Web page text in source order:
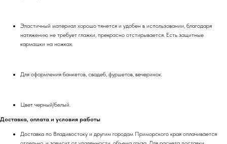
Эластичный материал хорошо тянется и удобен в использовании, благодаря
натяжению не требует глажки, прекрасно отстирывается. Есть защитные
кармашки на ножках.
Для оформления банкетов, свадеб, фуршетов, вечеринок.
Цвет черный/белый.
Доставка, оплата и условия работы
Доставка по Владивостоку и другим городам Приморского края оплачивается